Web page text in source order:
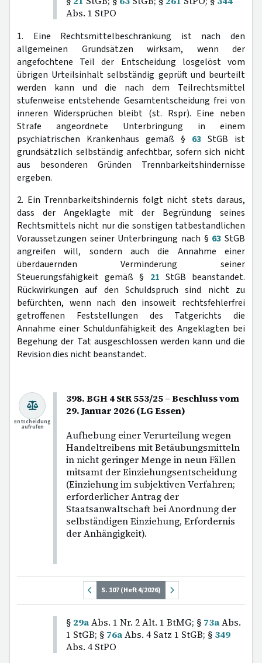
Abs. 1 StPO
1. Eine Rechtsmittelbeschränkung ist nach den
allgemeinen Grundsätzen wirksam, wenn der
angefochtene Teil der Entscheidung losgelöst vom
übrigen Urteilsinhalt selbständig geprüft und beurteilt
werden kann und die nach dem Teilrechtsmittel
stufenweise entstehende Gesamtentscheidung frei von
inneren Widersprüchen bleibt (st. Rspr). Eine neben
Strafe angeordnete Unterbringung in einem
psychiatrischen Krankenhaus gemäß § 63 StGB ist
grundsätzlich selbständig anfechtbar, sofern sich nicht
aus besonderen Gründen Trennbarkeitshindernisse
ergeben.
2. Ein Trennbarkeitshindernis folgt nicht stets daraus,
dass der Angeklagte mit der Begründung seines
Rechtsmittels nicht nur die sonstigen tatbestandlichen
Voraussetzungen seiner Unterbringung nach § 63 StGB
angreifen will, sondern auch die Annahme einer
überdauernden Verminderung seiner
Steuerungsfähigkeit gemäß § 21 StGB beanstandet.
Rückwirkungen auf den Schuldspruch sind nicht zu
befürchten, wenn nach den insoweit rechtsfehlerfrei
getroffenen Feststellungen des Tatgerichts die
Annahme einer Schuldunfähigkeit des Angeklagten bei
Begehung der Tat ausgeschlossen werden kann und die
Revision dies nicht beanstandet.
398. BGH 4 StR 553/25 – Beschluss vom
29. Januar 2026 (LG Essen)
Aufhebung einer Verurteilung wegen
Handeltreibens mit Betäubungsmitteln
in nicht geringer Menge in neun Fällen
mitsamt der Einziehungsentscheidung
(Einziehung im subjektiven Verfahren;
erforderlicher Antrag der
Staatsanwaltschaft bei Anordnung der
selbständigen Einziehung, Erfordernis
der Anhängigkeit).
Entscheidung
aufrufen
S. 107 (Heft 4/2026)
§ 29aAbs. 1 Nr. 2 Alt. 1 BtMG; § 73aAbs.
1 StGB; § 76aAbs. 4 Satz 1 StGB; § 349
Abs. 4 StPO